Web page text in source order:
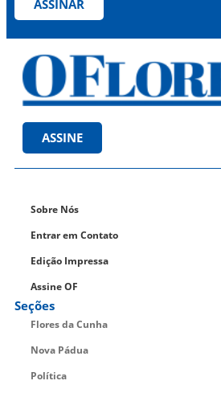
ASSINAR
ASSINE
Sobre Nós
Entrar em Contato
Edição Impressa
Assine OF
Seções
Flores da Cunha
Nova Pádua
Política